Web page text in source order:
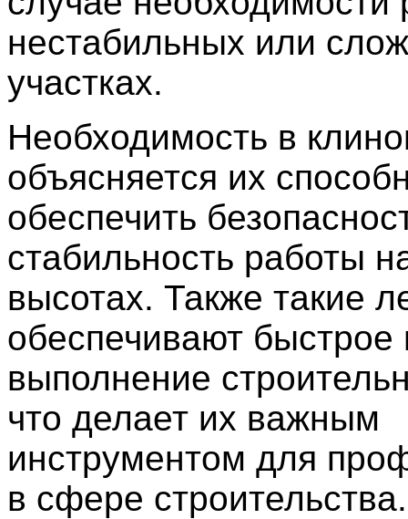
нестабильных или
участках.
Необходимость в
объясняется их
обеспечить
стабильность работы
высотах. Также такие
обеспечивают быстрое
выполнение
что делает их важным
инструментом для
в сфере строительства.